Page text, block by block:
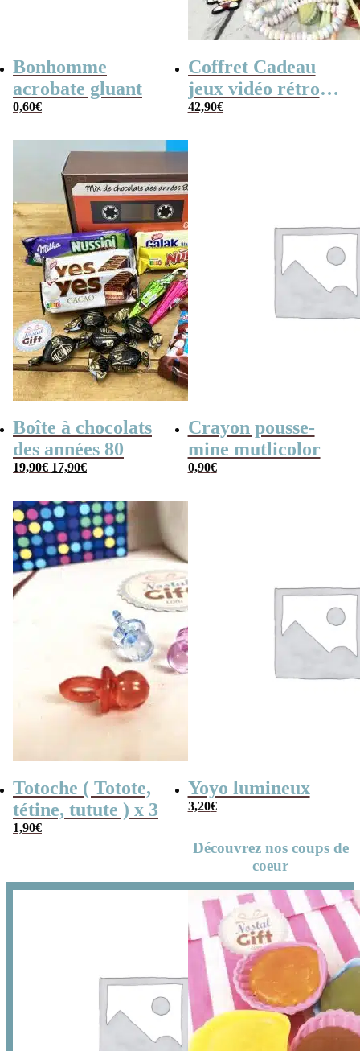
Bonhomme
acrobate gluant
0,60€
Coffret Cadeau
jeux vidéo rétro
(avec sa console de
42,90€
Boîte à chocolats
des années 80
19,90€ Le
prix
19,90€.
17,90€Le
prix
17,90€.
Crayon pousse-
mine mutlicolor
0,90€
Totoche ( Totote,
tétine, tutute ) x 3
1,90€
Yoyo lumineux
3,20€
Découvrez nos coups de
coeur